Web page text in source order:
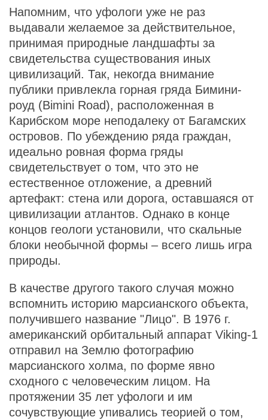
Напомним, что уфологи уже не раз
выдавали желаемое за действительное,
принимая природные ландшафты за
свидетельства существования иных
цивилизаций. Так, некогда внимание
публики привлекла горная гряда Бимини-
роуд (Bimini Road), расположенная в
Карибском море неподалеку от Багамских
островов. По убеждению ряда граждан,
идеально ровная форма гряды
свидетельствует о том, что это не
естественное отложение, а древний
артефакт: стена или дорога, оставшаяся от
цивилизации атлантов. Однако в конце
концов геологи установили, что скальные
блоки необычной формы – всего лишь игра
природы.
В качестве другого такого случая можно
вспомнить историю марсианского объекта,
получившего название "Лицо". В 1976 г.
американский орбитальный аппарат Viking-1
отправил на Землю фотографию
марсианского холма, по форме явно
сходного с человеческим лицом. На
протяжении 35 лет уфологи и им
сочувствующие упивались теорией о том,